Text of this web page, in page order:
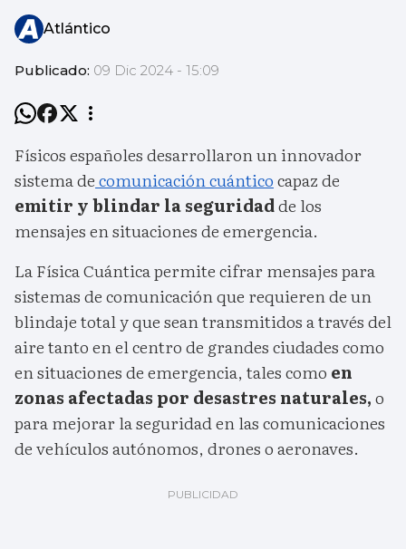
Atlántico
Publicado: 09 Dic 2024 - 15:09
Físicos españoles desarrollaron un innovador
sistema decomunicación cuánticocapaz de
emitir y blindar la seguridadde los
mensajes en situaciones de emergencia.
La Física Cuántica permite cifrar mensajes para
sistemas de comunicación que requieren de un
blindaje total y que sean transmitidos a través del
aire tanto en el centro de grandes ciudades como
en situaciones de emergencia, tales como en
zonas afectadas por desastres naturales,o
para mejorar la seguridad en las comunicaciones
de vehículos autónomos, drones o aeronaves.